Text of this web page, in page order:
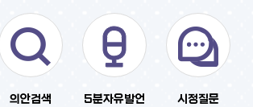
의안검색 5분자유발언 시정질문